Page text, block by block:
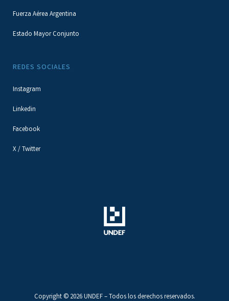
Fuerza Aérea Argentina
Estado Mayor Conjunto
REDES SOCIALES
Instagram
Linkedin
Facebook
X / Twitter
Copyright © 2026 UNDEF – Todos los derechos reservados.